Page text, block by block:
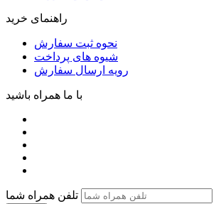
راهنمای خرید
نحوه ثبت سفارش
شیوه های پرداخت
رویه ارسال سفارش
با ما همراه باشید
تلفن همراه شما